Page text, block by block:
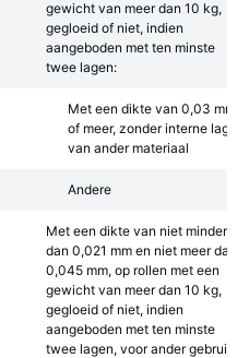
gewicht van meer dan 10 kg,
gegloeid of niet, indien
aangeboden met ten minste
twee lagen:
Met een dikte van 0,03 mm
of meer, zonder interne lagen
van ander materiaal
Andere
Met een dikte van niet minder
dan 0,021 mm en niet meer dan
0,045 mm, op rollen met een
gewicht van meer dan 10 kg,
gegloeid of niet, indien
aangeboden met ten minste
twee lagen, voor ander gebruik